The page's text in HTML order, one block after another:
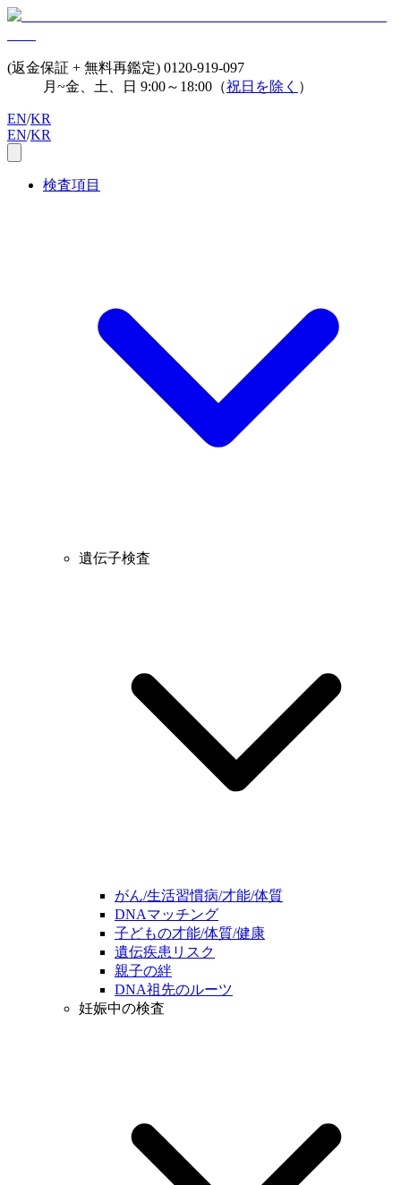
(返金保証 + 無料再鑑定) 0120-919-097
月~金、土、日 9:00～18:00（祝日を除く ）
EN/KR
EN/KR
検査項目
遺伝子検査
がん/生活習慣病/才能/体質
DNAマッチング
子どもの才能/体質/健康
遺伝疾患リスク
親子の絆
DNA祖先のルーツ
妊娠中の検査